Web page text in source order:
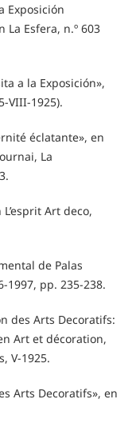
Exposición
Esfera, n.º 603
a la Exposición»,
VIII-1925).
éclatante», en
La
Art deco,
de Palas
1997, pp. 235-238.
des Arts Decoratifs:
Art et décoration,
V-1925.
Arts Decoratifs», en